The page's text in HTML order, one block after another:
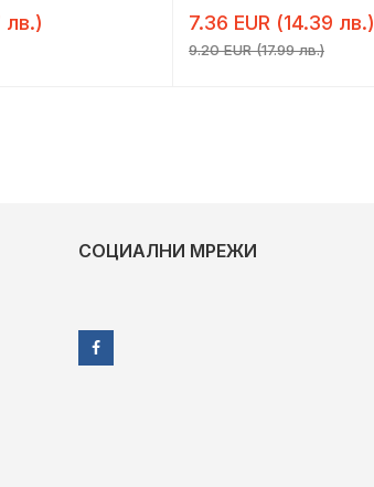
лв.) 7.36 EUR (14.39 лв.)
9.20 EUR (17.99 лв.)
СОЦИАЛНИ МРЕЖИ